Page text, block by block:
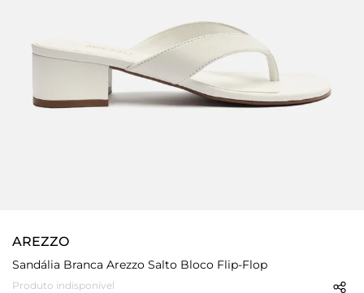
AREZZO
Sandália Branca Arezzo Salto Bloco Flip-Flop
Produto indisponível